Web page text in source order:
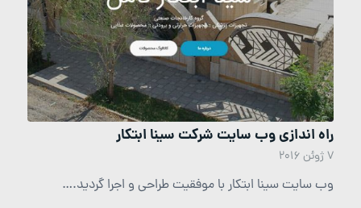
راه اندازی وب سایت شرکت سینا ابتکار
7 ژوئن 2016
وب سایت سینا ابتکار با موفقیت طراحی و اجرا گردید.…